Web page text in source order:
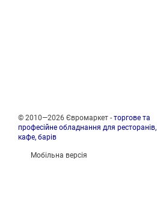
© 2010—2026 Євромаркет - торгове та
професійне обладнання для ресторанів,
кафе, барів
Мобільна версія